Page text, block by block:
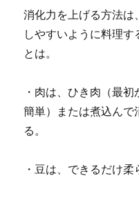
消化力を上げる方法
しやすいように料理す
とは。
・肉は、ひき肉（最
簡単）または煮込んで
る。
・豆は、できるだけ柔